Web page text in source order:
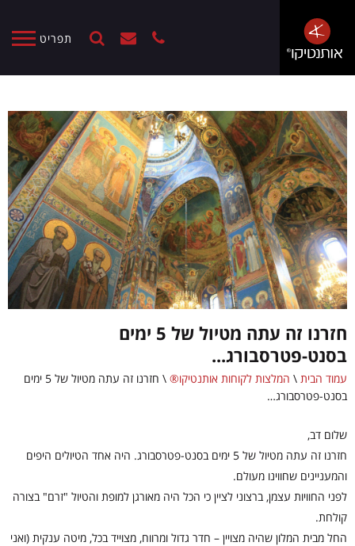
תפריט
חזרנו זה עתה מטיול של 5 ימים
בסנט-פטרסבורג...
עמוד הבית \ המלצות לקוחות אותנטיקו® \
חזרנו זה עתה מטיול של 5 ימים
בסנט-פטרסבורג…
שלום דב,
חזרנו זה עתה מטיול של 5 ימים בסנט-פטרסבורג. היה אחד הטיולים היפים
והמעניינים שחווינו מעולם.
לפני החוויות עצמן, ברצוני לציין כי הכל היה מאורגן למופת והטיול "זרם" בצורה
קולחת.
החל מבית המלון שהיה מצויין – חדר גדול ומרווח, מצוייד בכל, מיטה ענקית (ואני